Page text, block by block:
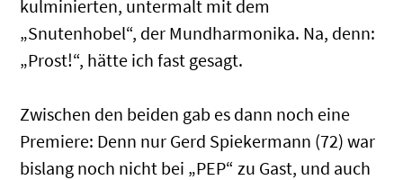
kulminierten, untermalt mit dem
„Snutenhobel“, der Mundharmonika. Na, denn:
„Prost!“, hätte ich fast gesagt.
Zwischen den beiden gab es dann noch eine
Premiere: Denn nur Gerd Spiekermann (72) war
bislang noch nicht bei „PEP“ zu Gast, und auch